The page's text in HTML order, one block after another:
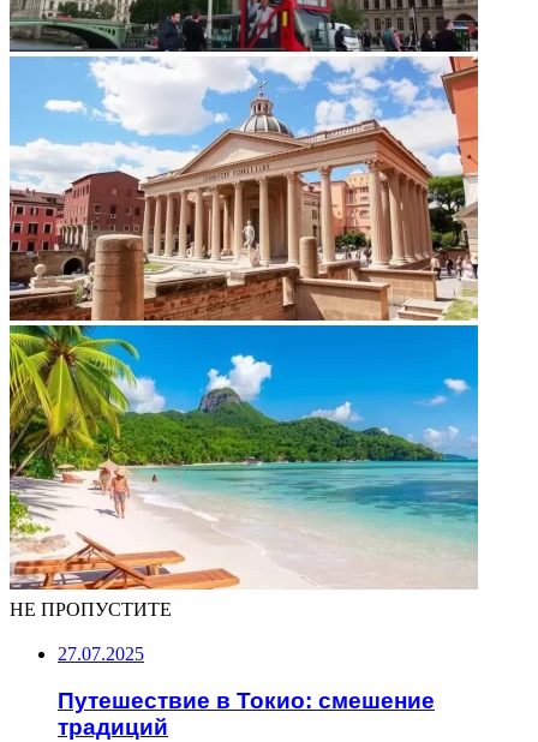
НЕ ПРОПУСТИТЕ
27.07.2025
Путешествие в Токио: смешение
традиций